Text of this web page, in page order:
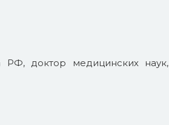
доктор медицинских наук,